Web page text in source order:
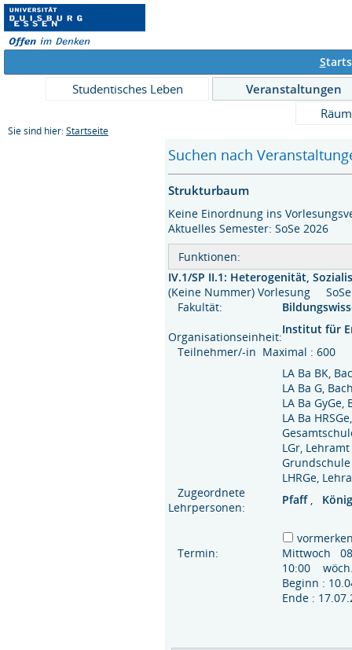
S
Studentisches Leben
Veranstaltungen
Sie sind hier: Startseite
Suchen nach
Strukturbaum
Keine Einordnung ins
Aktuelles Semester: SoSe 2026
Funktionen:
IV.1/SP II.1: Heterogenität,
(Keine Nummer) Vorlesung
Fakultät:
Organisationseinheit:
Institut für
Teilnehmer/-in Maximal : 600
LA Ba BK,
LA Ba G,
LA Ba
LA Ba
LGr,
Grundschule
LHRGe,
Zugeordnete
Lehrpersonen:
Pfaff
Termin:
Mittwoch
10:00
Beginn :
Ende :